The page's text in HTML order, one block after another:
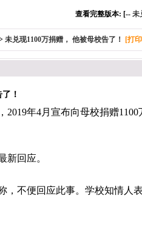
查看完整版本: [-- 未
未兑现1100万捐赠， 他被母校告了！ [打
！
2019年4月宣布向母校捐赠
新回应。
，不便回应此事。学校知情人